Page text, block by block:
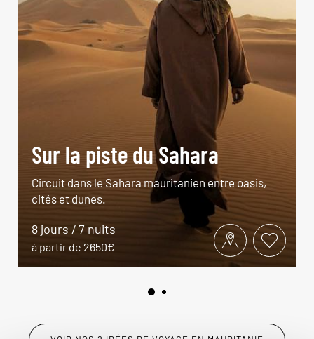
Sur la piste du Sahara
Circuit dans le Sahara mauritanien entre oasis,
cités et dunes.
8 jours / 7 nuits
à partir de 2650€